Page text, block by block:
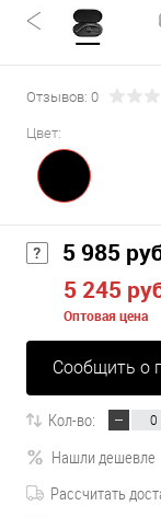
Отзывов: 0
Цвет:
5 985
5 245
Оптовая цена
Сообщить о
Кол-во:
Нашли дешевле
Рассчитать